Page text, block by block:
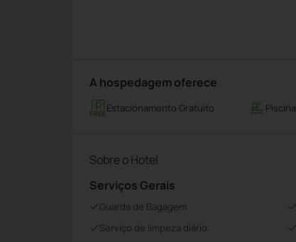
A hospedagem oferece
Estacionamento Gratuito Piscina
Sobre o Hotel
Serviços Gerais
Guarda de Bagagem
Serviço de limpeza diário